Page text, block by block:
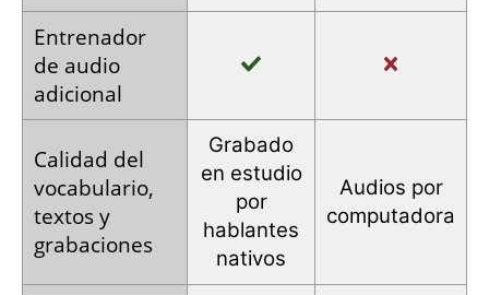
Entrenador
de audio
adicional
Calidad del
vocabulario,
textos y
grabaciones
Grabado
en estudio
por
hablantes
nativos
Audios por
computadora